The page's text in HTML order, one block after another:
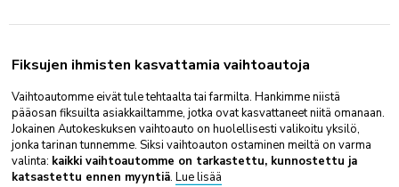
Fiksujen ihmisten kasvattamia vaihtoautoja
Vaihtoautomme eivät tule tehtaalta tai farmilta. Hankimme niistä
pääosan fiksuilta asiakkailtamme, jotka ovat kasvattaneet niitä omanaan.
Jokainen Autokeskuksen vaihtoauto on huolellisesti valikoitu yksilö,
jonka tarinan tunnemme. Siksi vaihtoauton ostaminen meiltä on varma
valinta: kaikki vaihtoautomme on tarkastettu, kunnostettu ja
katsastettu ennen myyntiä. Lue lisää